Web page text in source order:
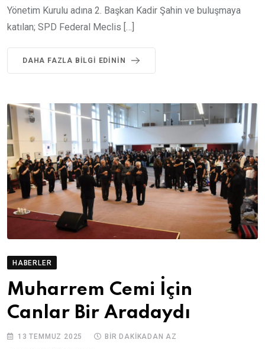
Yönetim Kurulu adına 2. Başkan Kadir Şahin ve buluşmaya
katılan; SPD Federal Meclis […]
DAHA FAZLA BILGI EDININ
HABERLER
Muharrem Cemi İçin
Canlar Bir Aradaydı
13 TEMMUZ 2025 BIR DAKIKADAN AZ